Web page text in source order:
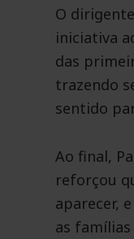
O
iniciativa
das
trazendo
sentido
Ao final,
reforçou
aparecer,
as